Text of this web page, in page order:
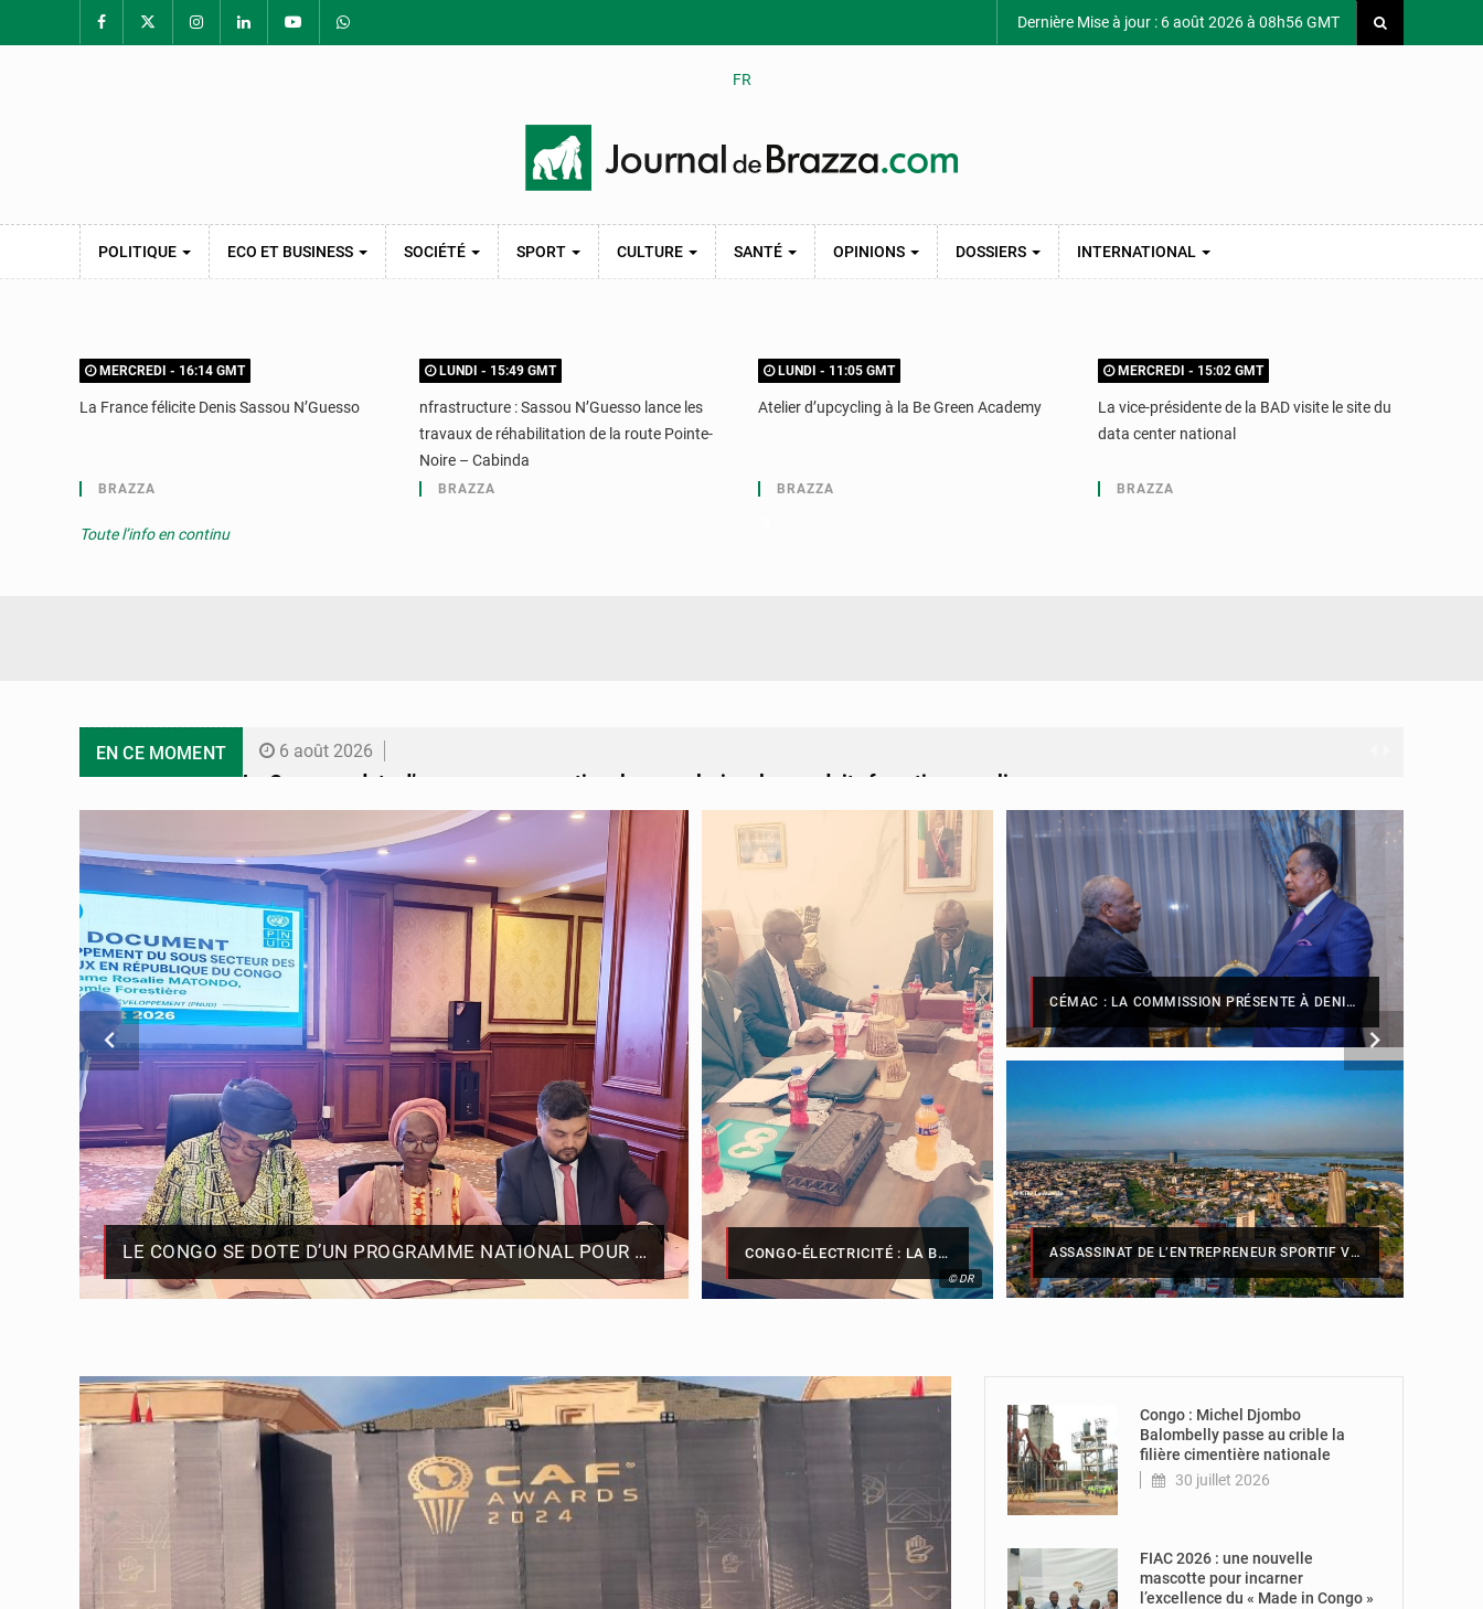
Dernière Mise à jour : 6 août 2026 à 08h56 GMT
FR
POLITIQUE ECO ET BUSINESS SOCIÉTÉ SPORT CULTURE SANTÉ OPINIONS DOSSIERS INTERNATIONAL
MERCREDI - 16:14 GMT
La France félicite Denis Sassou N’Guesso
BRAZZA
LUNDI - 15:49 GMT
nfrastructure : Sassou N’Guesso lance les
travaux de réhabilitation de la route Pointe-
Noire – Cabinda
BRAZZA
LUNDI - 11:05 GMT
Atelier d’upcycling à la Be Green Academy
BRAZZA
MERCREDI - 15:02 GMT
La vice-présidente de la BAD visite le site du
data center national
BRAZZA
Toute l’info en continu
EN CE MOMENT 6 août 2026
Le Congo se dote d’un programme national pour valoriser les produits forestiers non ligneux
5 août 2026
Congo-Électricité : la BAD renforce son appui pour accélérer les investissements
5 août 2026
Cémac : la Commission présente à Denis Sassou N’Guesso sa feuille de route
5 août 2026
Assassinat de l’entrepreneur sportif Vally Amisi : le principal suspect arrêté à Brazzaville
5 août 2026
Compétitions africaines : la CAF ferme la porte à l’AC Léopards et à l’AS Otohô
LE CONGO SE DOTE D’UN PROGRAMME NATIONAL POUR VALORISER LES PRODUITS FORESTIERS NON LIGNEUX CONGO-ÉLECTRICITÉ : LA BAD RENFORCE SON APPUI POUR ACCÉLÉRER LES INVESTISSEMENTS
© DR
CÉMAC : LA COMMISSION PRÉSENTE À DENIS SASSOU N’GUESSO SA FEUILLE DE ROUTE
ASSASSINAT DE L’ENTREPRENEUR SPORTIF VALLY AMISI : LE PRINCIPAL SUSPECT ARRÊTÉ À BRAZZAVILLE
Congo : Michel Djombo
Balombelly passe au crible la
filière cimentière nationale
30 juillet 2026
FIAC 2026 : une nouvelle
mascotte pour incarner
l’excellence du « Made in Congo »